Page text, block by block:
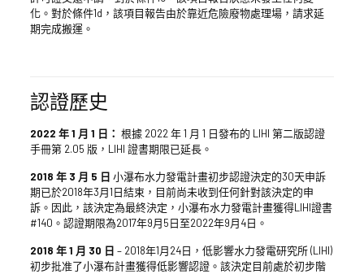
化。對於條件1d，該項目報告由於靠近危險廢物處理場，請求延
期完成搬運。
認證歷史
2022 年 1 月 1 日： 根據 2022 年 1 月 1 日發布的 LIHI 第二版認證
手冊第 2.05 版，LIHI 證書期限已延長。
2018 年 3 月 5 日 小瀑布水力發電計畫初步認證決定的30天申訴
期已於2018年3月1日結束，目前尚未收到任何針對該決定的申
訴。因此，該決定為最終決定，小瀑布水力發電計畫獲得LIHI證書
#140。認證期限為2017年9月5日至2022年9月4日。
2018 年 1 月 30 日 – 2018年1月24日，低影響水力發電研究所 (LIHI)
初步批准了小瀑布計畫獲得低影響認證。該決定目前處於初步階